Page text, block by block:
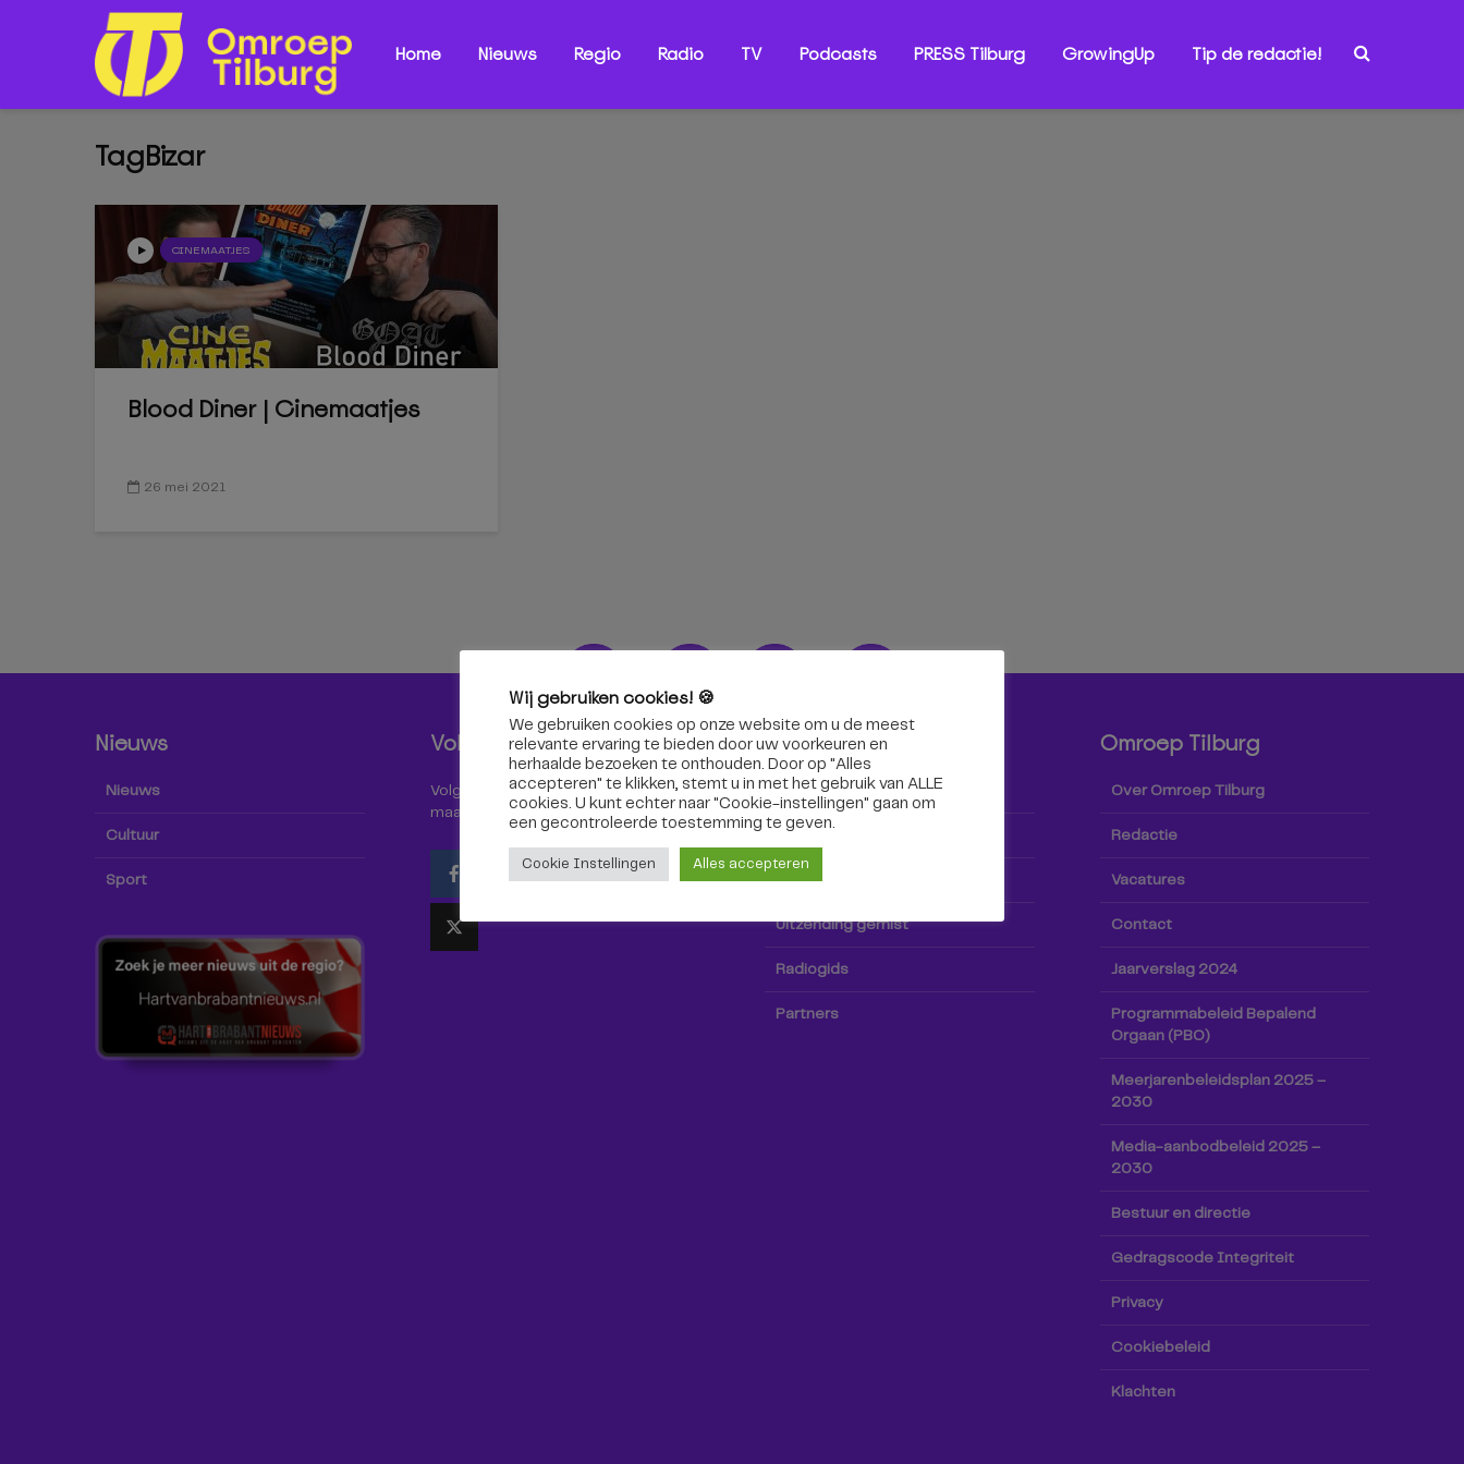
Home Nieuws Regio Radio TV Podcasts PRESS Tilburg GrowingUp Tip de redactie!
TagBizar
CINEMAATJES
Blood Diner | Cinemaatjes
26 mei 2021
Nieuws
Nieuws
Cultuur
Sport
Volg ons!
Volg Omroep Tilburg niet alleen hier,
maar ook via social media!
Radio & TV
Kijk tv
Radio
TV-gids
Uitzending gemist
Radiogids
Partners
Omroep Tilburg
Over Omroep Tilburg
Redactie
Vacatures
Contact
Jaarverslag 2024
Programmabeleid Bepalend
Orgaan (PBO)
Meerjarenbeleidsplan 2025 –
2030
Media-aanbodbeleid 2025 –
2030
Bestuur en directie
Gedragscode Integriteit
Privacy
Cookiebeleid
Klachten
Wij gebruiken cookies! 🍪
We gebruiken cookies op onze website om u de meest
relevante ervaring te bieden door uw voorkeuren en
herhaalde bezoeken te onthouden. Door op "Alles
accepteren" te klikken, stemt u in met het gebruik van ALLE
cookies. U kunt echter naar "Cookie-instellingen" gaan om
een ​​gecontroleerde toestemming te geven.
Cookie Instellingen Alles accepteren